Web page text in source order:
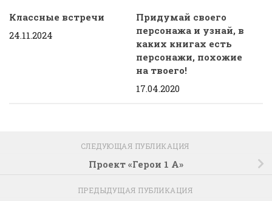
Классные встречи
24.11.2024
Придумай своего
персонажа и узнай, в
каких книгах есть
персонажи, похожие
на твоего!
17.04.2020
СЛЕДУЮЩАЯ ПУБЛИКАЦИЯ
Проект «Герои 1 А»
ПРЕДЫДУЩАЯ ПУБЛИКАЦИЯ